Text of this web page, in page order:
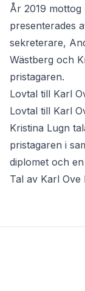
År 2019 mottog
presenterades
sekreterare,
Wästberg och
pristagaren.
Lovtal till Karl
Lovtal till Karl
Kristina Lugn
pristagaren i
diplomet och
Tal av Karl Ove